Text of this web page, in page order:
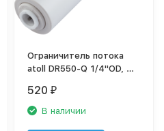
Ограничитель потока
atoll DR550-Q 1/4"OD, QC
присоединение) (Z-FR-
Q550), шт
520 ₽
В наличии